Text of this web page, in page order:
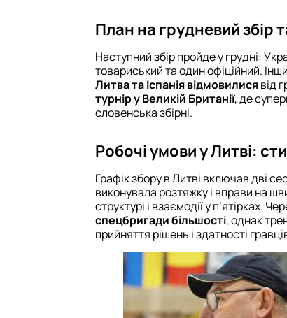
План на грудневий збір
Наступний збір пройде у грудні:
товариський та один офіційний.
Литва та Іспанія відмовилисявід
турнір у Великій Британії, де
словенська збірні.
Робочі умови у Литві:
Графік збору в Литві включав дві
виконувала розтяжку і вправи на
структурі і взаємодії у п’ятірках.
спецбригади більшості, однак
прийняття рішень і здатності